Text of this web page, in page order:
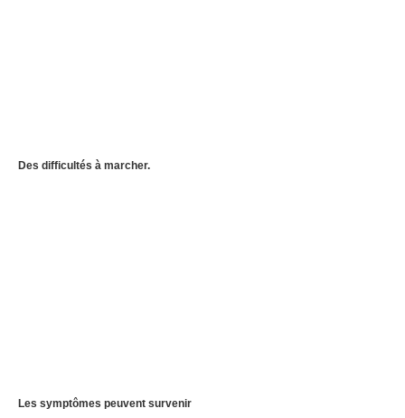
Des difficultés à marcher.
Les symptômes peuvent survenir